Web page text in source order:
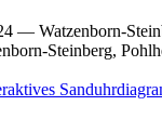
— Watzenborn-
Steinberg,